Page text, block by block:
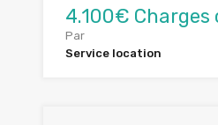
4.100€ Charges
Par
Service location